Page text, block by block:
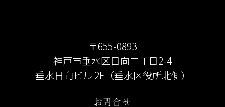
〒655-0893
神戸市垂水区日向二丁目2-4
垂水日向ビル 2F（垂水区役所北側）
お問合せ